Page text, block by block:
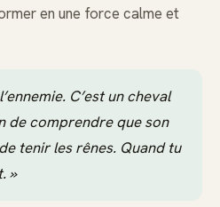
en une force calme et
C’est un cheval
de comprendre que son
tenir les rênes. Quand tu
»